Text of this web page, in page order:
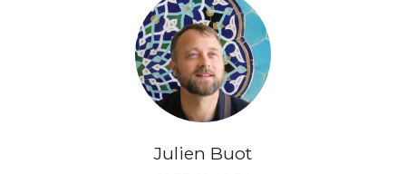
Julien Buot